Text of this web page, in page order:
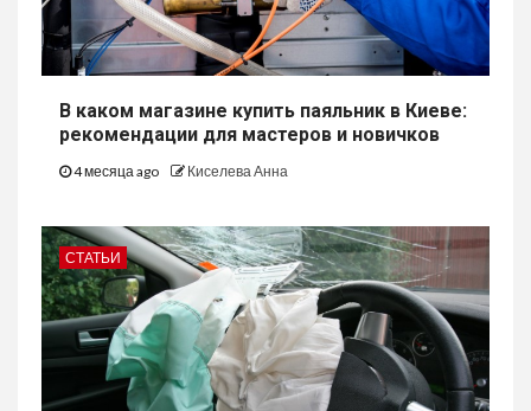
В каком магазине купить паяльник в Киеве:
рекомендации для мастеров и новичков
4 месяца ago Киселева Анна
СТАТЬИ